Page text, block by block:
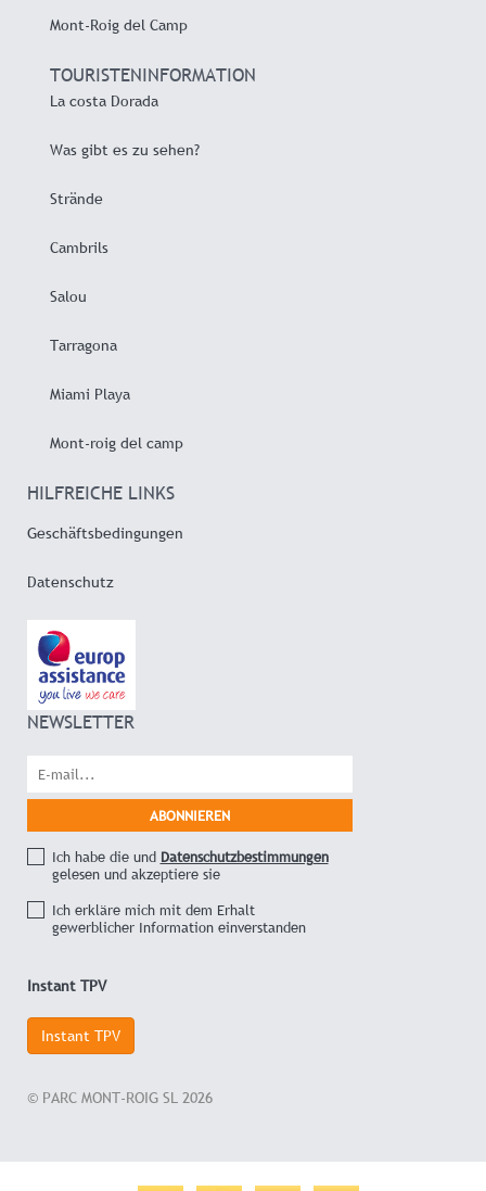
Mont-Roig del Camp
TOURISTENINFORMATION
La costa Dorada
Was gibt es zu sehen?
Strände
Cambrils
Salou
Tarragona
Miami Playa
Mont-roig del camp
HILFREICHE LINKS
Geschäftsbedingungen
Datenschutz
NEWSLETTER
Ich habe die und Datenschutzbestimmungen
gelesen und akzeptiere sie
Ich erkläre mich mit dem Erhalt
gewerblicher Information einverstanden
Instant TPV
Instant TPV
© PARC MONT-ROIG SL 2026